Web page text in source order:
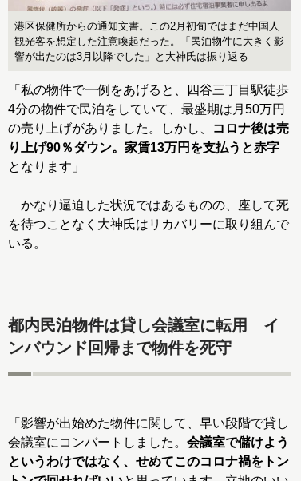
港区保健所からの通知文書。この2月初旬ではまだ中国人
観光客を想定した注意喚起だった。「民泊物件に大きく影
響が出たのは3月以降でした」と大神氏は振り返る
「私の物件で一例をあげると、四谷三丁目駅徒歩
4分の物件で民泊をしていて、最盛期は月50万円
の売り上げがありました。しかし、
コロナ後は売
り上げ90％ダウン。家賃13万円を支払うと赤字
となります」
かなり逼迫した状況ではあるものの、座して死
を待つことなく大神氏はリカバリーに取り組んで
いる。
都内民泊物件は貸し会議室に転用 イ
ンバウンド回帰まで物件を死守
「影響が出始めた物件に関して、早い段階で貸し
会議室にコンバートしました。 会議室で儲けよう
というわけではなく、せめてこのコロナ禍をトン